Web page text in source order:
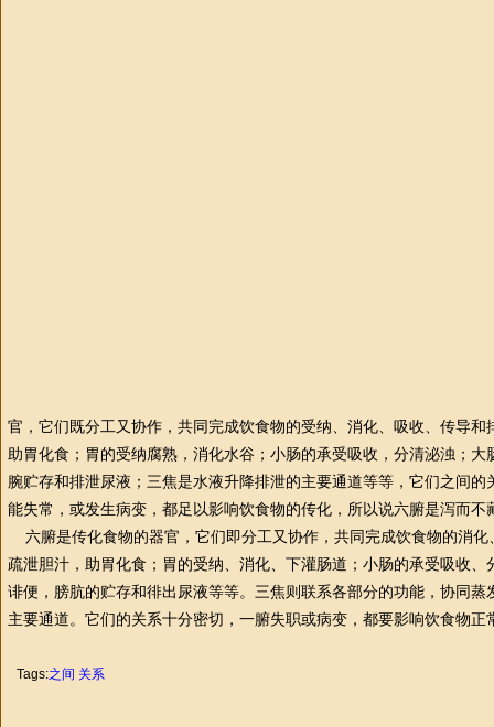
官，它们既分工又协作，共同完成饮食物的受纳、消化、吸收、传导和
助胃化食；胃的受纳腐熟，消化水谷；小肠的承受吸收，分清泌浊；
腕贮存和排泄尿液；三焦是水液升降排泄的主要通道等等，它们之间
能失常，或发生病变，都足以影响饮食物的传化，所以说六腑是泻而不
六腑是传化食物的器官，它们即分工又协作，共同完成饮食物的消化
疏泄胆汁，助胃化食；胃的受纳、消化、下灌肠道；小肠的承受吸收、
诽便，膀肮的贮存和徘出尿液等等。三焦则联系各部分的功能，协同蒸
主要通道。它们的关系十分密切，一腑失职或病变，都要影响饮食物正
Tags:之间 关系